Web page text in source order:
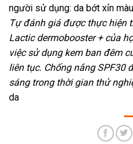
người sử dụng: da bớt xỉn
Tự đánh giá được thực hiện
Lactic dermobooster + của
việc sử dụng kem ban đêm
liên tục. Chống nắng SPF30
sáng trong thời gian thử
da